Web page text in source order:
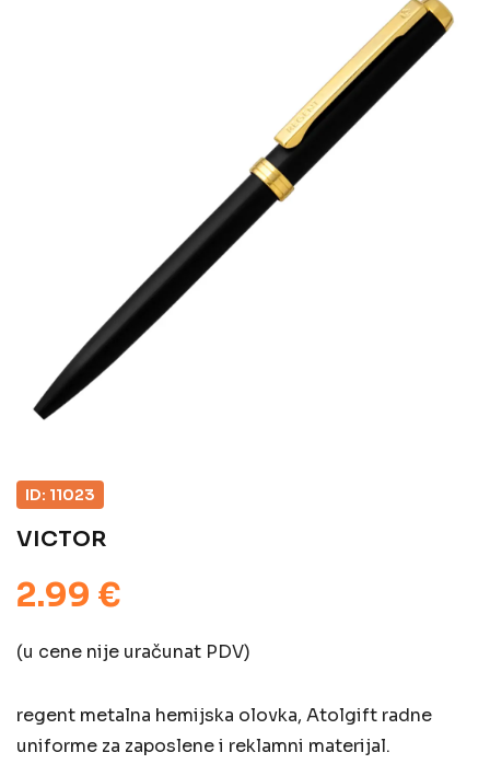
ID: 11023
VICTOR
2.99 €
(u cene nije uračunat PDV)
regent metalna hemijska olovka, Atolgift radne
uniforme za zaposlene i reklamni materijal.